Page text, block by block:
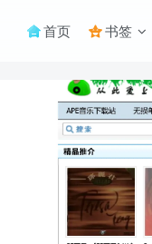
首页 书签